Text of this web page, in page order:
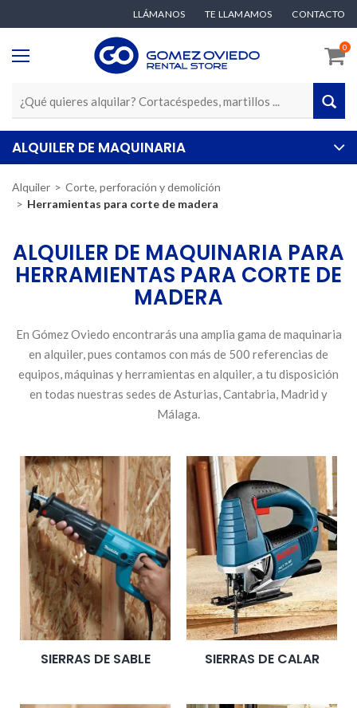
LLÁMANOS TE LLAMAMOS CONTACTO
0
ALQUILER DE MAQUINARIA
Alquiler
Corte, perforación y demolición
Herramientas para corte de madera
ALQUILER DE MAQUINARIA PARA
HERRAMIENTAS PARA CORTE DE
MADERA
En Gómez Oviedo encontrarás una amplia gama de maquinaria
en alquiler, pues contamos con más de 500 referencias de
equipos, máquinas y herramientas en alquiler, a tu disposición
en todas nuestras sedes de Asturias, Cantabria, Madrid y
Málaga.
SIERRAS DE SABLE SIERRAS DE CALAR